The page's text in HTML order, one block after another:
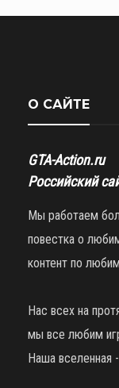
О САЙТЕ
GTA-Action.ru
Российский
Мы работаем
повестка о
контент по
Нас всех на
мы все любим
Наша вселенная